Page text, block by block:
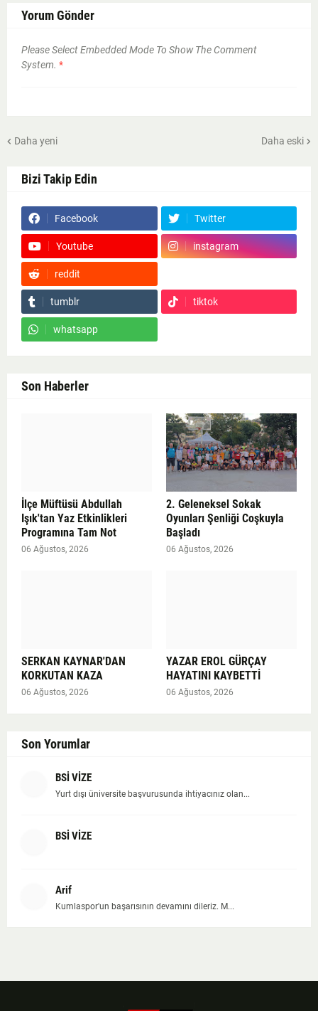
Yorum Gönder
Please Select Embedded Mode To Show The Comment
System. *
Daha yeni Daha eski
Bizi Takip Edin
Facebook Twitter
Youtube instagram
reddit
tumblr tiktok
whatsapp
Son Haberler
İlçe Müftüsü Abdullah
Işık'tan Yaz Etkinlikleri
Programına Tam Not
06 Ağustos, 2026
2. Geleneksel Sokak
Oyunları Şenliği Coşkuyla
Başladı
06 Ağustos, 2026
SERKAN KAYNAR'DAN
KORKUTAN KAZA
06 Ağustos, 2026
YAZAR EROL GÜRÇAY
HAYATINI KAYBETTİ
06 Ağustos, 2026
Son Yorumlar
BSİ VİZE
Yurt dışı üniversite başvurusunda ihtiyacınız olan...
BSİ VİZE
Arif
Kumlaspor'un başarısının devamını dileriz. M...